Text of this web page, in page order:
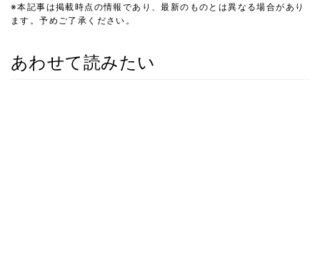
※本記事は掲載時点の情報であり、最新のものとは異なる場合があり
ます。予めご了承ください。
あわせて読みたい